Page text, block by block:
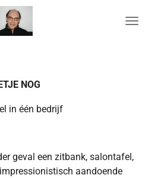
NOG
in één bedrijf
geval een zitbank, salontafel,
aandoende